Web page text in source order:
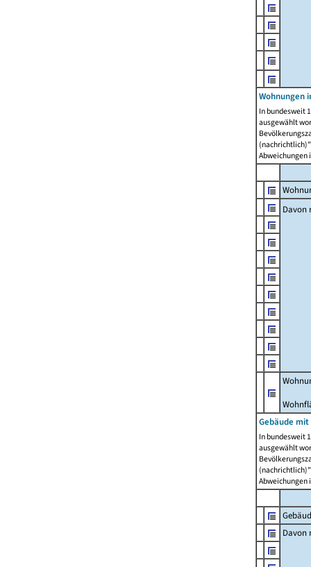
Wohnungen
In bundesweit
ausgewählt
Abweichungen
Davon
Gebäude
In bundesweit
ausgewählt
Abweichungen
Davon